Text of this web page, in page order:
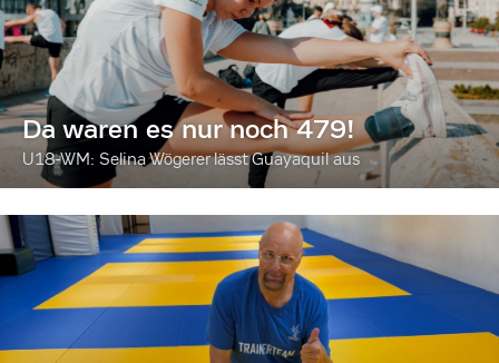
Da waren es nur noch 479!
U18-WM: Selina Wögerer lässt Guayaquil aus